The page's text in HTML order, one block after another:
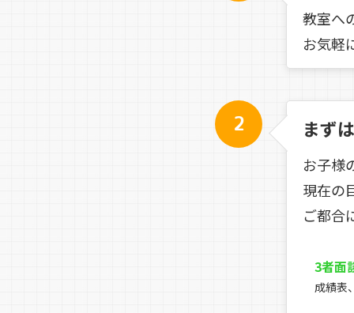
教室へ
お気軽
2 まず
お子様
現在の
ご都合
3者面
成績表